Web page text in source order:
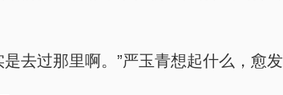
去过那里啊。”严玉青想起什么，愈发